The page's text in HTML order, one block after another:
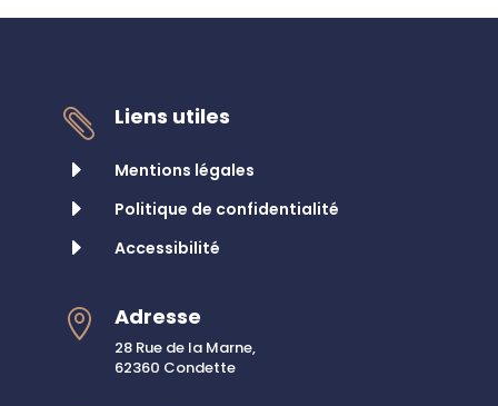

Liens utiles
E
Mentions légales
E Politique de confidentialité
E Accessibilité
 Adresse
28 Rue de la Marne,
62360 Condette